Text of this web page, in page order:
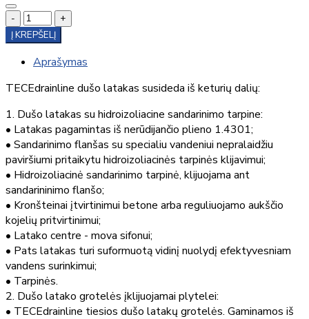
-
+
Į KREPŠELĮ
Aprašymas
TECEdrainline dušo latakas susideda iš keturių dalių:
1. Dušo latakas su hidroizoliacine sandarinimo tarpine:
• Latakas pagamintas iš nerūdijančio plieno 1.4301;
• Sandarinimo flanšas su specialiu vandeniui nepralaidžiu
paviršiumi pritaikytu hidroizoliacinės tarpinės klijavimui;
• Hidroizoliacinė sandarinimo tarpinė, klijuojama ant
sandarininimo flanšo;
• Kronšteinai įtvirtinimui betone arba reguliuojamo aukščio
kojelių pritvirtinimui;
• Latako centre - mova sifonui;
• Pats latakas turi suformuotą vidinį nuolydį efektyvesniam
vandens surinkimui;
• Tarpinės.
2. Dušo latako grotelės įklijuojamai plytelei:
• TECEdrainline tiesios dušo latakų grotelės. Gaminamos iš